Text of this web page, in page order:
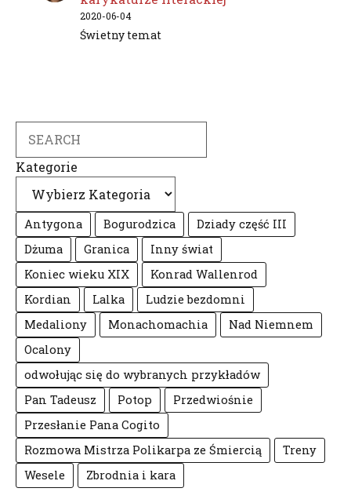
2020-06-04
Świetny temat
Kategorie
Antygona Bogurodzica
Dziady część III
Dżuma
Granica
Inny świat
Koniec wieku XIX
Konrad Wallenrod
Kordian
Lalka
Ludzie bezdomni
Medaliony
Monachomachia
Nad Niemnem
Ocalony
odwołując się do wybranych przykładów
Pan Tadeusz
Potop
Przedwiośnie
Przesłanie Pana Cogito
Rozmowa Mistrza Polikarpa ze Śmiercią
Treny
Wesele
Zbrodnia i kara